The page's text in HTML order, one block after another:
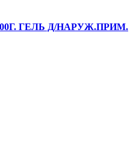
ГЕЛЬ Д/НАРУЖ.ПРИМ.